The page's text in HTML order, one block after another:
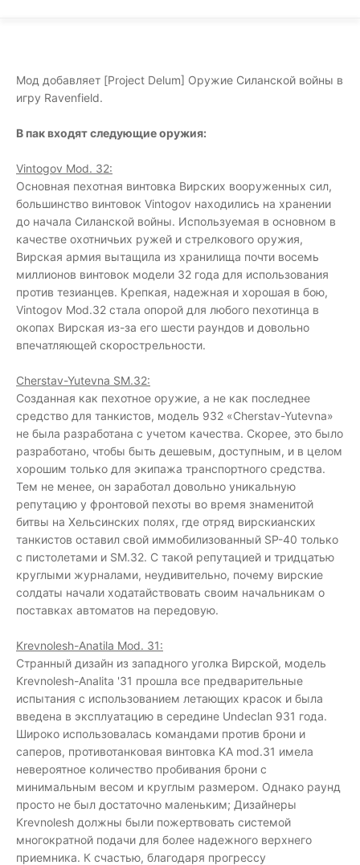
Мод добавляет [Project Delum] Оружие Силанской войны в
игру Ravenfield.
В пак входят следующие оружия:
Vintogov Mod. 32:
Основная пехотная винтовка Вирских вооруженных сил,
большинство винтовок Vintogov находились на хранении
до начала Силанской войны. Используемая в основном в
качестве охотничьих ружей и стрелкового оружия,
Вирская армия вытащила из хранилища почти восемь
миллионов винтовок модели 32 года для использования
против тезианцев. Крепкая, надежная и хорошая в бою,
Vintogov Mod.32 стала опорой для любого пехотинца в
окопах Вирская из-за его шести раундов и довольно
впечатляющей скорострельности.
Cherstav-Yutevna SM.32:
Созданная как пехотное оружие, а не как последнее
средство для танкистов, модель 932 «Cherstav-Yutevna»
не была разработана с учетом качества. Скорее, это было
разработано, чтобы быть дешевым, доступным, и в целом
хорошим только для экипажа транспортного средства.
Тем не менее, он заработал довольно уникальную
репутацию у фронтовой пехоты во время знаменитой
битвы на Хельсинских полях, где отряд вирскианских
танкистов оставил свой иммобилизованный SP-40 только
с пистолетами и SM.32. С такой репутацией и тридцатью
круглыми журналами, неудивительно, почему вирские
солдаты начали ходатайствовать своим начальникам о
поставках автоматов на передовую.
Krevnolesh-Anatila Mod. 31:
Странный дизайн из западного уголка Вирской, модель
Krevnolesh-Analita '31 прошла все предварительные
испытания с использованием летающих красок и была
введена в эксплуатацию в середине Undeclan 931 года.
Широко использовалась командами против брони и
саперов, противотанковая винтовка KA mod.31 имела
невероятное количество пробивания брони с
минимальным весом и круглым размером. Однако раунд
просто не был достаточно маленьким; Дизайнеры
Krevnolesh должны были пожертвовать системой
многократной подачи для более надежного верхнего
приемника. К счастью, благодаря прогрессу